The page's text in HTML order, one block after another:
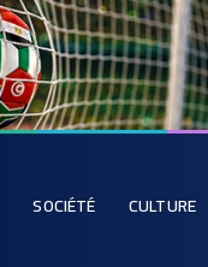
SOCIÉTÉ CULTURE